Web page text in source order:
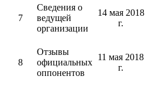
7
Сведения о
ведущей
организации
14 мая 2018
г.
8
Отзывы
официальных
оппонентов
11 мая 2018
г.